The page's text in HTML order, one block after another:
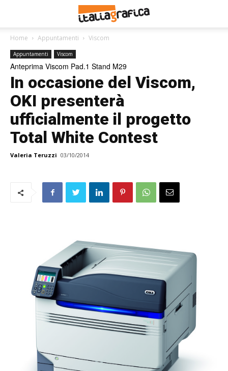
Home Appuntamenti Viscom
Appuntamenti Viscom
Anteprima Viscom Pad.1 Stand M29
In occasione del Viscom,
OKI presenterà
ufficialmente il progetto
Total White Contest
Valeria Teruzzi 03/10/2014